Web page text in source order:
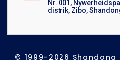
Nr. 001,
distrik, Zibo,
© 1999-2026 Shandong